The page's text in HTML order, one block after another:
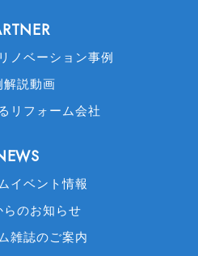
ノベーション事例
解説動画
リフォーム会社
イベント情報
のお知らせ
雑誌のご案内